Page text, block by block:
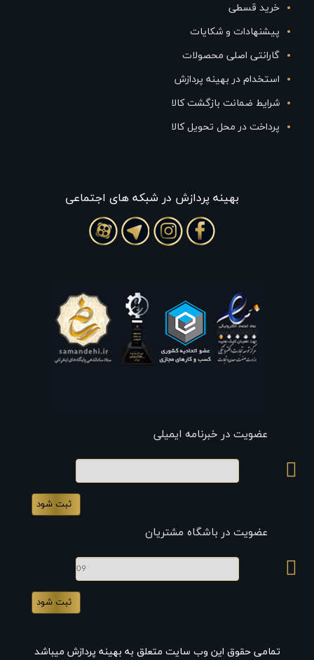
خرید قسطی
پیشنهادات و شکایات
گارانتی اصلی محصولات
استخدام در بهینه پردازش
شرایط ضمانت بازگشت کالا
پرداخت در محل تحویل کالا
بهينه پردازش در شبکه های اجتماعی
عضویت در خبرنامه ایمیلی
عضویت در باشگاه مشتریان
تمامی حقوق این وب سایت متعلق به بهینه پردازش میباشد